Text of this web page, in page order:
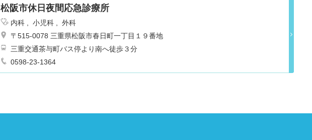
松阪市休日夜間応急診療所
内科 小児科
外科
〒515-0078 三重県松阪市春日町一丁目１９番地
三重交通茶与町バス停より南へ徒歩３分
0598-23-1364